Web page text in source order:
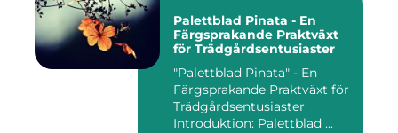
Palettblad Pinata - En
Färgsprakande Praktväxt
för Trädgårdsentusiaster
"Palettblad Pinata" - En
Färgsprakande Praktväxt för
Trädgårdsentusiaster
Introduktion: Palettblad ...